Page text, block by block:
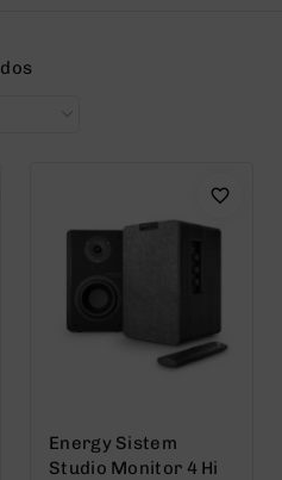
Energy Sistem
Studio Monitor 4 Hi